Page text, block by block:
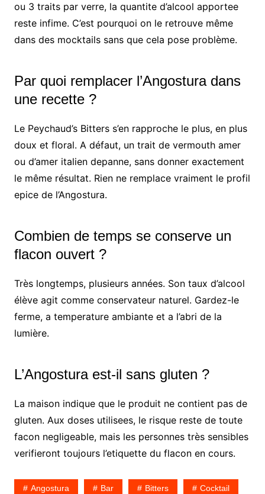
ou 3 traits par verre, la quantite d’alcool apportee
reste infime. C’est pourquoi on le retrouve même
dans des mocktails sans que cela pose problème.
Par quoi remplacer l’Angostura dans
une recette ?
Le Peychaud’s Bitters s’en rapproche le plus, en plus
doux et floral. A défaut, un trait de vermouth amer
ou d’amer italien depanne, sans donner exactement
le même résultat. Rien ne remplace vraiment le profil
epice de l’Angostura.
Combien de temps se conserve un
flacon ouvert ?
Très longtemps, plusieurs années. Son taux d’alcool
élève agit comme conservateur naturel. Gardez-le
ferme, a temperature ambiante et a l’abri de la
lumière.
L’Angostura est-il sans gluten ?
La maison indique que le produit ne contient pas de
gluten. Aux doses utilisees, le risque reste de toute
facon negligeable, mais les personnes très sensibles
verifieront toujours l’etiquette du flacon en cours.
Angostura Bar Bitters Cocktail